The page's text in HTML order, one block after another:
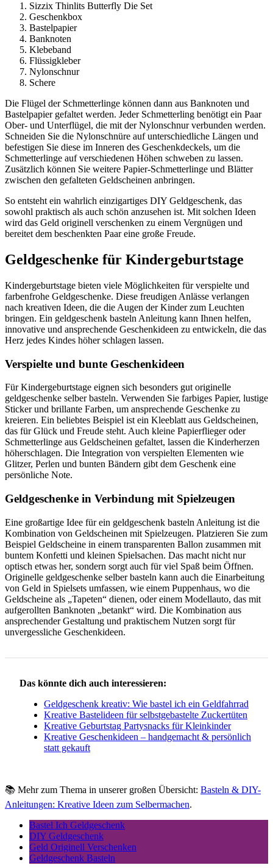
Sizzix Thinlits Butterfly Die Set
Geschenkbox
Bastelpapier
Banknoten
Klebeband
Flüssigkleber
Nylonschnur
Schere
Die Flügel der Schmetterlinge können dann aus Banknoten und
Bastelpapier gefaltet werden. Jeder Schmetterling benötigt ein Paar
Ober- und Unterflügel, die mit der Nylonschnur verbunden werden.
Schneiden Sie die Nylonschnüre auf unterschiedliche Längen und
befestigen Sie diese im Inneren des Geschenkdeckels, um die
Schmetterlinge auf verschiedenen Höhen schweben zu lassen.
Zusätzlich können Sie weitere Papier-Schmetterlinge und Blätter
zwischen den gefalteten Geldscheinen anbringen.
So entsteht ein wahrlich einzigartiges DIY Geldgeschenk, das
sowohl praktisch als auch schön anzusehen ist. Mit solchen Ideen
wird das Geld originell verschenken zu einem Vergnügen und
bereitet dem beschenkten Paar eine große Freude.
Geldgeschenke für Kindergeburtstage
Kindergeburtstage bieten viele Möglichkeiten für verspielte und
farbenfrohe Geldgeschenke. Diese freudigen Anlässe verlangen
nach kreativen Ideen, die die Augen der Kinder zum Leuchten
bringen. Ein geldgeschenk basteln Anleitung kann Ihnen helfen,
innovative und ansprechende Geschenkideen zu entwickeln, die das
Herz jedes Kindes höher schlagen lassen.
Verspielte und bunte Geschenkideen
Für Kindergeburtstage eignen sich besonders gut originelle
geldgeschenke selber basteln. Verwenden Sie farbiges Papier, lustige
Sticker und brillante Farben, um ansprechende Geschenke zu
kreieren. Ein beliebtes Beispiel ist ein Kleeblatt aus Geldscheinen,
das für Glück und Freude steht. Auch kleine Papierflieger oder
Schmetterlinge aus Geldscheinen gefaltet, lassen die Kinderherzen
höherschlagen. Die Integration von verspielten Elementen wie
Glitzer, Perlen und bunten Bändern gibt dem Geschenk eine
persönliche Note.
Geldgeschenke in Verbindung mit Spielzeugen
Eine großartige Idee für ein geldgeschenk basteln Anleitung ist die
Kombination von Geldscheinen mit Spielzeugen. Platzieren Sie zum
Beispiel Geldscheine in einem transparenten Ballon zusammen mit
buntem Konfetti und kleinen Spielsachen. Das macht nicht nur
optisch etwas her, sondern sorgt auch für viel Spaß beim Öffnen.
Originelle geldgeschenke selber basteln kann auch die Einarbeitung
von Geld in Spielsets umfassen, wie einem Puppenhaus, wo die
Geldscheine als „Tapeten“ dienen, oder einem Modellauto, das mit
aufgerollten Banknoten „betankt“ wird. Die Kombination aus
ansprechender Gestaltung und praktischem Nutzen sorgt für
unvergessliche Geschenkideen.
Das könnte dich auch interessieren:
Geldgeschenk kreativ: Wie bastel ich ein Geldfahrrad
Kreative Bastelideen für selbstgebastelte Zuckertüten
Kreative Geburtstag Partysnacks für Kleinkinder
Kreative Geschenkideen – handgemacht & persönlich
statt gekauft
📚 Mehr zum Thema in unserer großen Übersicht: Basteln & DIY-
Anleitungen: Kreative Ideen zum Selbermachen.
Bastel Ich Geldgeschenk
DIY Geldgeschenk
Geld Originell Verschenken
Geldgeschenk Basteln